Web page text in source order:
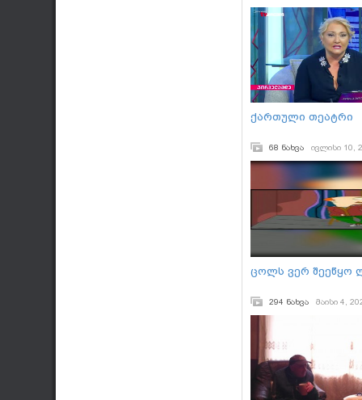
ქართული თეატრი
68 ნახვა ივლისი 10,
ცოლს ვერ შეეწყო
294 ნახვა მაისი 4,